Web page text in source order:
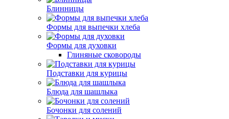
Блинницы
Формы для выпечки хлеба
Формы для духовки
Глиняные сковороды
Подставки для курицы
Блюда для шашлыка
Бочонки для солений